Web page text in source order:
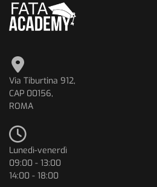
Via Tiburtina 912,
CAP 00156,
ROMA
Lunedì-venerdì
09:00 - 13:00
14:00 - 18:00